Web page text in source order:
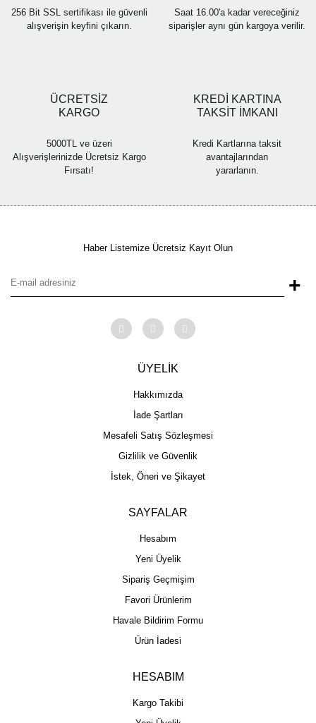
256 Bit SSL sertifikası ile güvenli
alışverişin keyfini çıkarın.
Saat 16.00'a kadar vereceğiniz
siparişler aynı gün kargoya verilir.
ÜCRETSİZ
KARGO
5000TL ve üzeri
Alışverişlerinizde Ücretsiz Kargo
Fırsatı!
KREDİ KARTINA
TAKSİT İMKANI
Kredi Kartlarına taksit
avantajlarından
yararlanın.
Haber Listemize Ücretsiz Kayıt Olun
+
ÜYELİK
Hakkımızda
İade Şartları
Mesafeli Satış Sözleşmesi
Gizlilik ve Güvenlik
İstek, Öneri ve Şikayet
SAYFALAR
Hesabım
Yeni Üyelik
Sipariş Geçmişim
Favori Ürünlerim
Havale Bildirim Formu
Ürün İadesi
HESABIM
Kargo Takibi